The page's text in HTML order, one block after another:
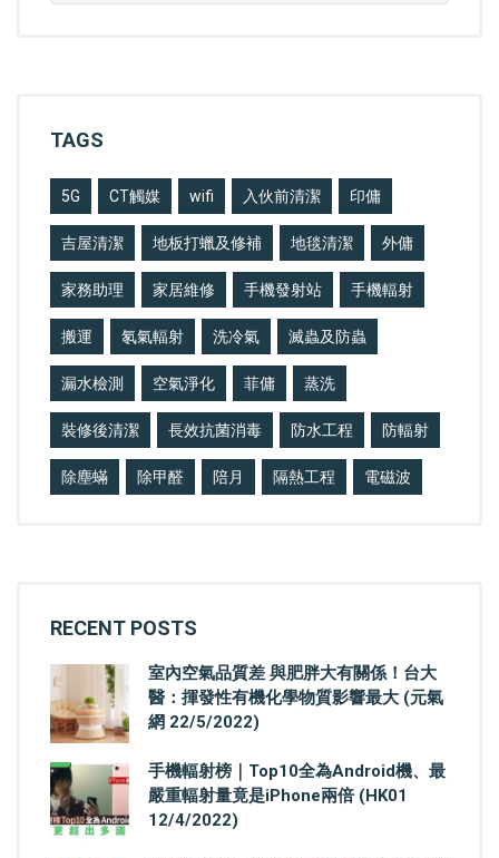
TAGS
5G CT觸媒 wifi 入伙前清潔 印傭
吉屋清潔 地板打蠟及修補 地毯清潔 外傭
家務助理 家居維修 手機發射站 手機輻射
搬運 氡氣輻射 洗冷氣 滅蟲及防蟲
漏水檢測 空氣淨化 菲傭 蒸洗
裝修後清潔 長效抗菌消毒 防水工程 防輻射
除塵蟎 除甲醛 陪月 隔熱工程 電磁波
RECENT POSTS
室內空氣品質差 與肥胖大有關係！台大
醫：揮發性有機化學物質影響最大 (元氣
網 22/5/2022)
手機輻射榜｜Top10全為Android機、最
嚴重輻射量竟是iPhone兩倍 (HK01
12/4/2022)